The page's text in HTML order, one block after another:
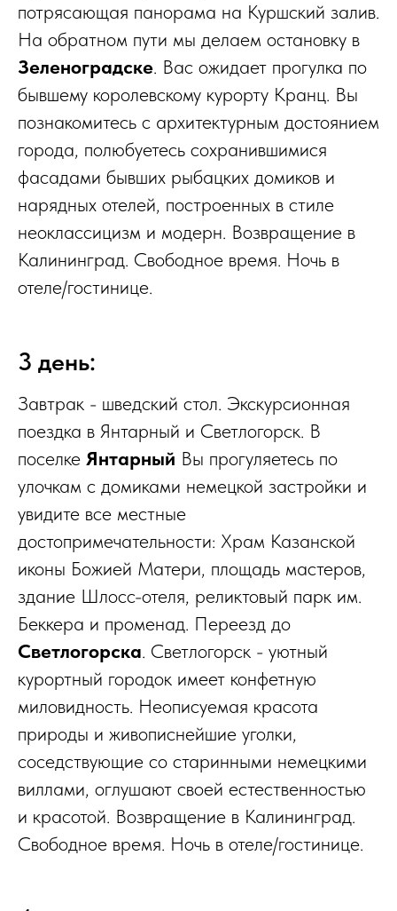
потрясающая панорама на Куршский залив.
На обратном пути мы делаем остановку в
Зеленоградске. Вас ожидает прогулка по
бывшему королевскому курорту Кранц. Вы
познакомитесь с архитектурным достоянием
города, полюбуетесь сохранившимися
фасадами бывших рыбацких домиков и
нарядных отелей, построенных в стиле
неоклассицизм и модерн. Возвращение в
Калининград. Свободное время. Ночь в
отеле/гостинице.
3 день:
Завтрак - шведский стол. Экскурсионная
поездка в Янтарный и Светлогорск. В
поселке Янтарный Вы прогуляетесь по
улочкам с домиками немецкой застройки и
увидите все местные
достопримечательности: Храм Казанской
иконы Божией Матери, площадь мастеров,
здание Шлосс-отеля, реликтовый парк им.
Беккера и променад. Переезд до
Светлогорска. Светлогорск - уютный
курортный городок имеет конфетную
миловидность. Неописуемая красота
природы и живописнейшие уголки,
соседствующие со старинными немецкими
виллами, оглушают своей естественностью
и красотой. Возвращение в Калининград.
Свободное время. Ночь в отеле/гостинице.